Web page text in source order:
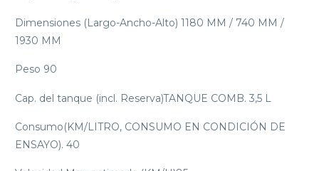
Dimensiones (Largo-Ancho-Alto) 1180 MM / 740 MM /
1930 MM
Peso 90
Cap. del tanque (incl. Reserva)TANQUE COMB. 3,5 L
Consumo(KM/LITRO, CONSUMO EN CONDICIÓN DE
ENSAYO). 40